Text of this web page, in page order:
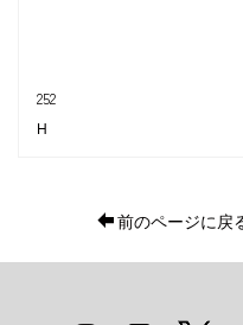
252
H
前のページに戻